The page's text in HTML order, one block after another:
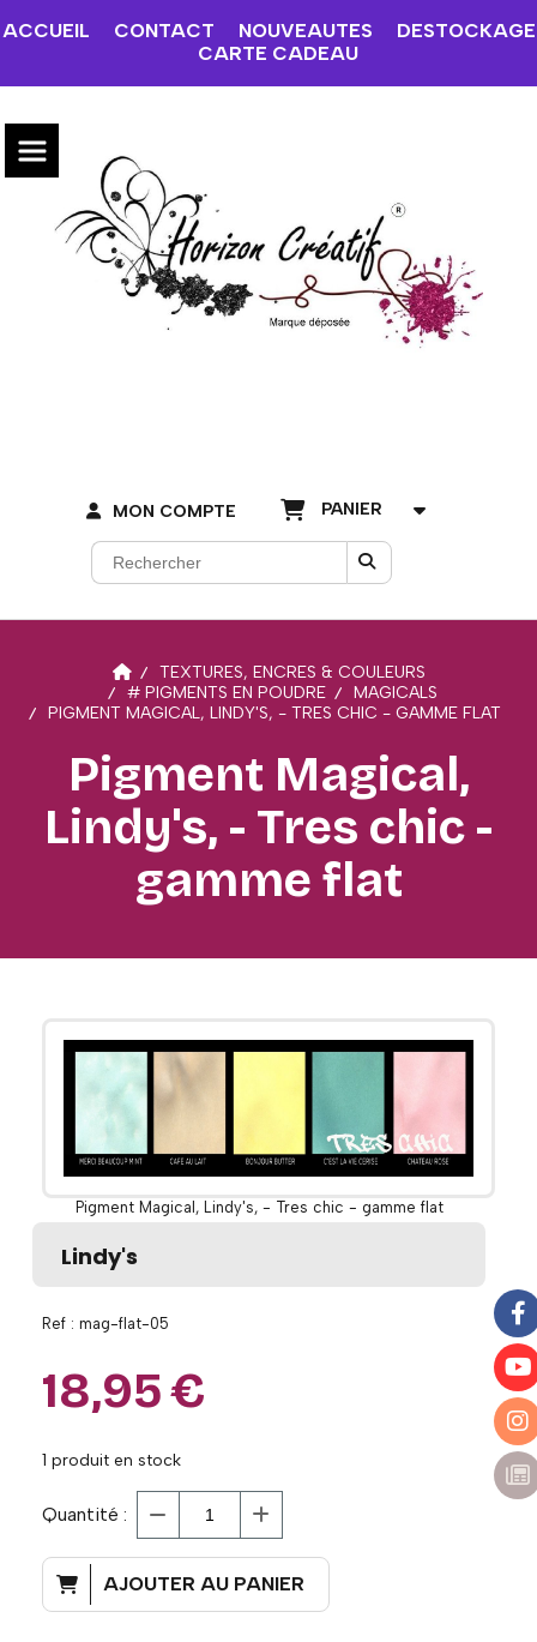
ACCUEIL CONTACT NOUVEAUTES
DESTOCKAGE
CARTE CADEAU
MON COMPTE PANIER
TEXTURES, ENCRES & COULEURS
# PIGMENTS EN POUDRE
MAGICALS
PIGMENT MAGICAL, LINDY'S, - TRES CHIC - GAMME FLAT
Pigment Magical,
Lindy's, - Tres chic -
gamme flat
Pigment Magical, Lindy's, - Tres chic - gamme flat
Lindy's
Ref : mag-flat-05
18,95€
1 produit en stock
Quantité :
AJOUTER AU PANIER